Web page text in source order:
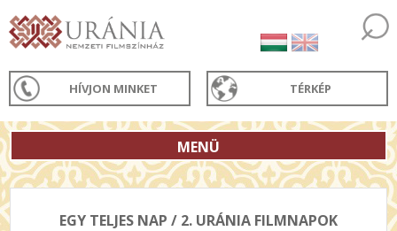
HÍVJON MINKET TÉRKÉP
MENÜ
EGY TELJES NAP / 2. URÁNIA FILMNAPOK